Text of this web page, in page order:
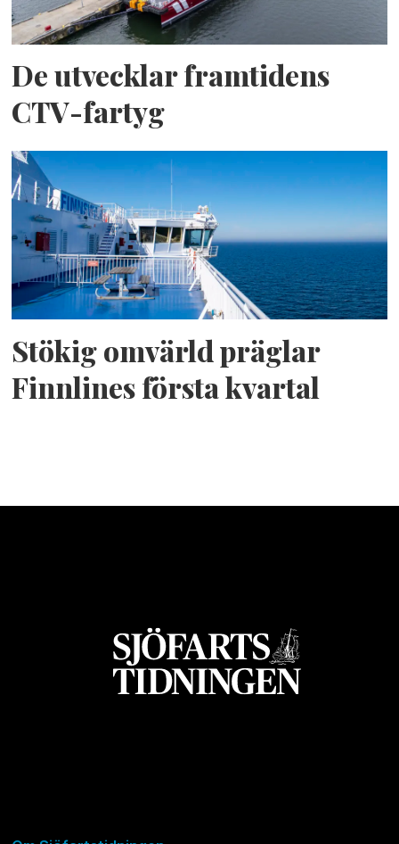
De utvecklar framtidens
CTV-fartyg
Stökig omvärld präglar
Finnlines första kvartal